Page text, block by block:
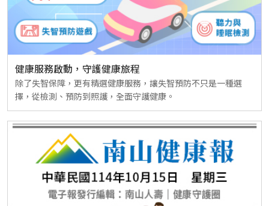
健康服務啟動，守護健康旅程
除了失智保障，更有精選健康服務，讓失智預防不只是一種選
擇，從檢測、預防到照護，全面守護健康。